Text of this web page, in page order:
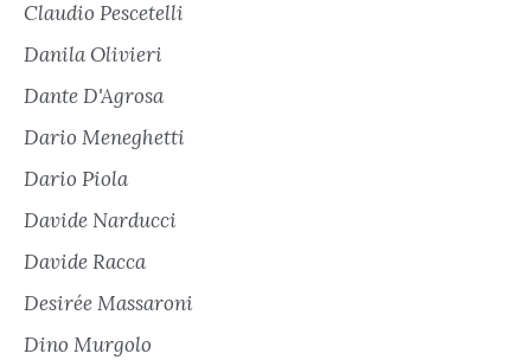
Claudio Pescetelli
Danila Olivieri
Dante D'Agrosa
Dario Meneghetti
Dario Piola
Davide Narducci
Davide Racca
Desirée Massaroni
Dino Murgolo